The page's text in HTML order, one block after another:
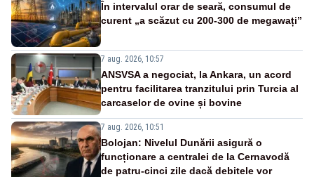
În intervalul orar de seară, consumul de
curent „a scăzut cu 200-300 de megawați”
7 aug. 2026, 10:57
ANSVSA a negociat, la Ankara, un acord
pentru facilitarea tranzitului prin Turcia al
carcaselor de ovine și bovine
7 aug. 2026, 10:51
Bolojan: Nivelul Dunării asigură o
funcționare a centralei de la Cernavodă
de patru-cinci zile dacă debitele vor